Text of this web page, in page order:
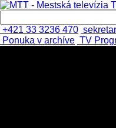
+421 33 3236 470
Ponuka v archíve TV